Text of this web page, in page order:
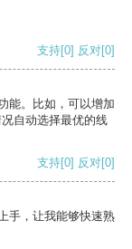
支持[0] 反对[0]
能。比如，可以增加
自动选择最优的线
支持[0] 反对[0]
手，让我能够快速熟